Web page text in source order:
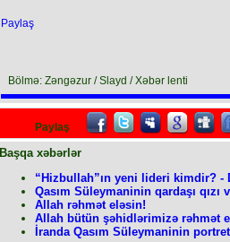
Paylaş
Bölmə: Zəngəzur / Slayd / Xəbər lenti
Paylaş
Başqa xəbərlər
“Hizbullah”ın yeni lideri kimdir? -
Qasım Süleymaninin qardaşı qızı
Allah rəhmət eləsin!
Allah bütün şəhidlərimizə rəhmət
İranda Qasım Süleymaninin